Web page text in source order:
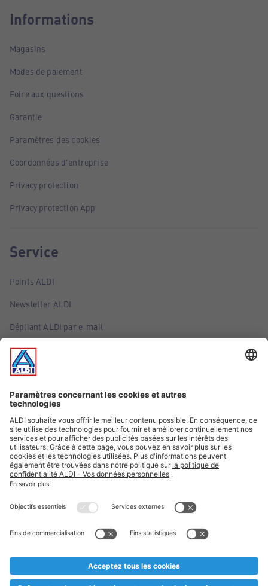
Informations
Magasins
Modes de paiement
Foire aux questions
Garantie
Paramètres des cookies
Coordonnées d'entreprise
Privacy protection
Privacy protection App
Service
Points ALDI
Newsletter ALDI
Dépliant ALDI par e-mail
Offres
Infos essentielles
Suivez ALDI Belgique
Textes marqués d'un astérisque et mentions légales
* Nous vendons ces articles temporairement et jusqu'à
au cas où, malgré le planning bien étudié, nous serions
prématurément en rupture de stock. Prix Recupel et TVA incl.
** Sur ce site, l’utilisation de la forme masculine a été adoptée